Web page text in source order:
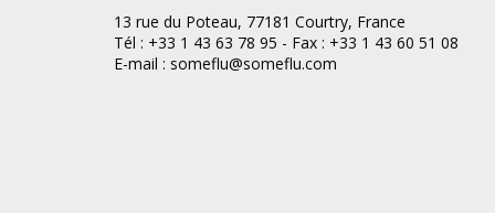
13 rue du Poteau, 77181 Courtry, France
Tél : +33 1 43 63 78 95 - Fax : +33 1 43 60 51 08
E-mail : someflu@someflu.com